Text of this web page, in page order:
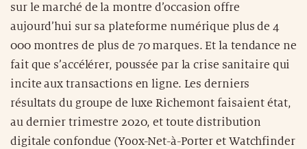
sur le marché de la montre d’occasion offre
aujourd’hui sur sa plateforme numérique plus de 4
000 montres de plus de 70 marques. Et la tendance ne
fait que s’accélérer, poussée par la crise sanitaire qui
incite aux transactions en ligne. Les derniers
résultats du groupe de luxe Richemont faisaient état,
au dernier trimestre 2020, et toute distribution
digitale confondue (Yoox-Net-à-Porter et Watchfinder